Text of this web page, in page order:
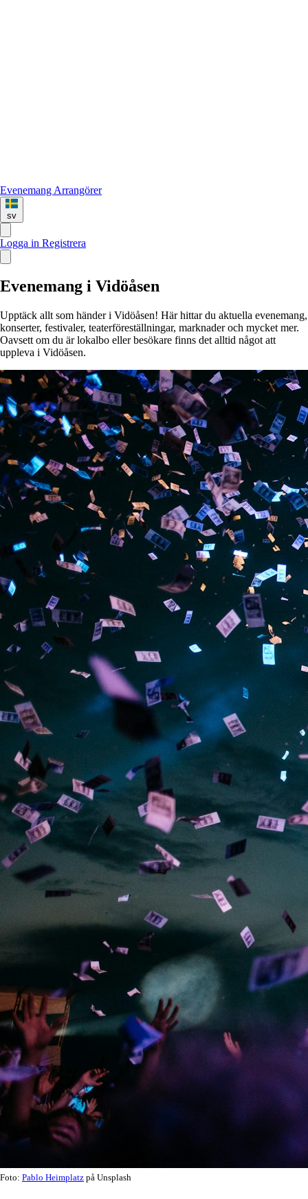
Evenemang Arrangörer
sv
Logga in Registrera
Evenemang i Vidöåsen
Upptäck allt som händer i Vidöåsen! Här hittar du aktuella evenemang,
konserter, festivaler, teaterföreställningar, marknader och mycket mer.
Oavsett om du är lokalbo eller besökare finns det alltid något att
uppleva i Vidöåsen.
Foto: Pablo Heimplatz på Unsplash